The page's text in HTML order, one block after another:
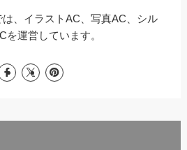
、イラストAC、写真AC、シル
を運営しています。